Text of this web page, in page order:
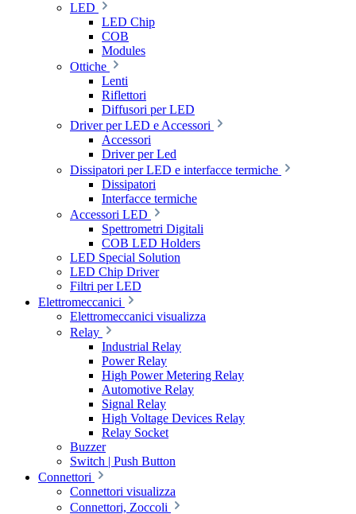
LED
LED Chip
COB
Modules
Ottiche
Lenti
Riflettori
Diffusori per LED
Driver per LED e Accessori
Accessori
Driver per Led
Dissipatori per LED e interfacce termiche
Dissipatori
Interfacce termiche
Accessori LED
Spettrometri Digitali
COB LED Holders
LED Special Solution
LED Chip Driver
Filtri per LED
Elettromeccanici
Elettromeccanici visualizza
Relay
Industrial Relay
Power Relay
High Power Metering Relay
Automotive Relay
Signal Relay
High Voltage Devices Relay
Relay Socket
Buzzer
Switch | Push Button
Connettori
Connettori visualizza
Connettori, Zoccoli